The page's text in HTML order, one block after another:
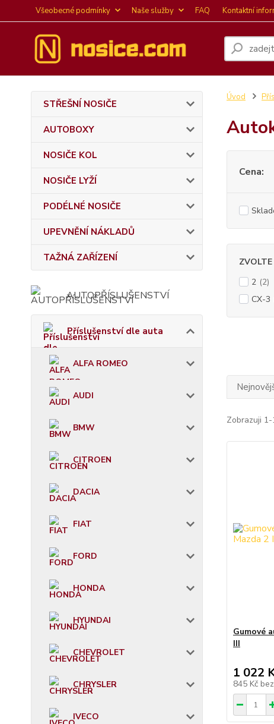
Všeobecné podmínky Naše služby FAQ Kontaktní
STŘEŠNÍ NOSIČE
AUTOBOXY
NOSIČE KOL
NOSIČE LYŽÍ
PODÉLNÉ NOSIČE
UPEVNĚNÍ NÁKLADŮ
TAŽNÁ ZAŘÍZENÍ
AUTOPŘÍSLUŠENSTVÍ
Příslušenství dle auta
ALFA ROMEO
AUDI
BMW
CITROEN
DACIA
FIAT
FORD
HONDA
HYUNDAI
CHEVROLET
CHRYSLER
IVECO
Úvod
Cena:
2 (2)
CX-3
Zobrazuji
Gumové
III
1 022
845 Kč